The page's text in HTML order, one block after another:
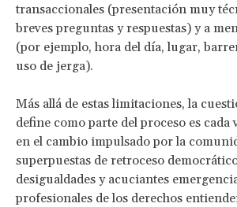
transaccionales (presentación muy
breves preguntas y respuestas) y a
(por ejemplo, hora del día, lugar,
uso de jerga).
Más allá de estas limitaciones, la
define como parte del proceso es cada
en el cambio impulsado por la
superpuestas de retroceso
desigualdades y acuciantes
profesionales de los derechos